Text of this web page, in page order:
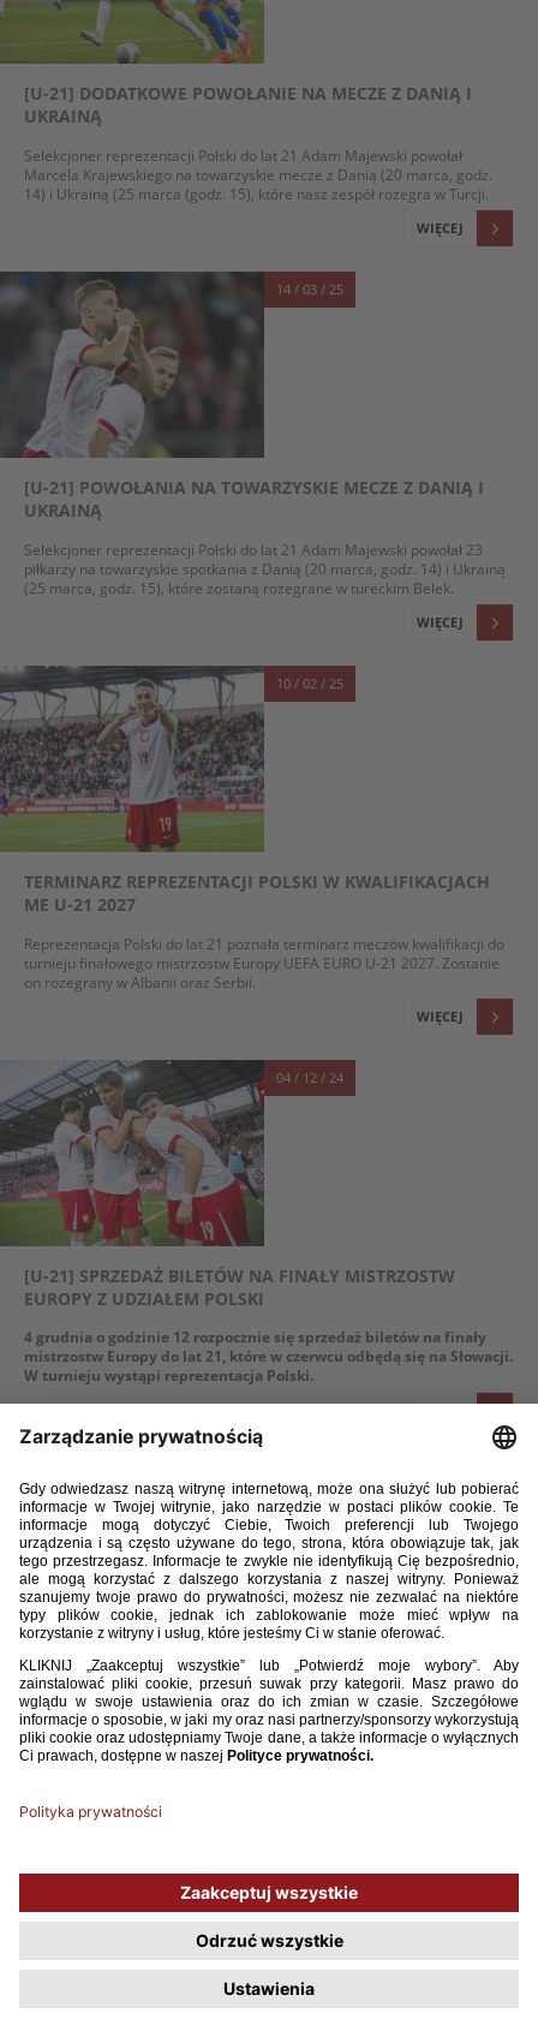
[U-21] DODATKOWE POWOŁANIE NA MECZE Z DANIĄ I
UKRAINĄ
Selekcjoner reprezentacji Polski do lat 21 Adam Majewski powołał
Marcela Krajewskiego na towarzyskie mecze z Danią (20 marca, godz.
14) i Ukrainą (25 marca (godz. 15), które nasz zespół rozegra w Turcji.
WIĘCEJ
14 / 03 / 25
[U-21] POWOŁANIA NA TOWARZYSKIE MECZE Z DANIĄ I
UKRAINĄ
Selekcjoner reprezentacji Polski do lat 21 Adam Majewski powołał 23
piłkarzy na towarzyskie spotkania z Danią (20 marca, godz. 14) i Ukrainą
(25 marca, godz. 15), które zostaną rozegrane w tureckim Belek.
WIĘCEJ
10 / 02 / 25
TERMINARZ REPREZENTACJI POLSKI W KWALIFIKACJACH
ME U-21 2027
Reprezentacja Polski do lat 21 poznała terminarz meczów kwalifikacji do
turnieju finałowego mistrzostw Europy UEFA EURO U-21 2027. Zostanie
on rozegrany w Albanii oraz Serbii.
WIĘCEJ
04 / 12 / 24
[U-21] SPRZEDAŻ BILETÓW NA FINAŁY MISTRZOSTW
EUROPY Z UDZIAŁEM POLSKI
4 grudnia o godzinie 12 rozpocznie się sprzedaż biletów na finały
mistrzostw Europy do lat 21, które w czerwcu odbędą się na Słowacji.
W turnieju wystąpi reprezentacja Polski.
[U-21] POWOŁANIA NA TOWARZYSKI MECZ Z ISLANDIĄ
Selekcjoner reprezentacji Polski do lat 21 Adam Majewski powołał 22
piłkarzy na towarzyskie spotkanie z Islandią, które zostanie
rozegrane 17 listopada (godz. 17) w hiszpańskim San Pedro del
Pinatar.
13 ... 76
Używamy plików cookies, aby ułatwić Ci korzystanie z naszego serwisu
oraz do celów statystycznych. Jeśli nie blokujesz tych plików, to zgadzasz
się na ich użycie oraz zapisanie w pamięci urządzenia. Pamiętaj, że
możesz samodzielnie zarządzać cookies, zmieniając ustawienia
przeglądarki.
Polityka plików Cookies.